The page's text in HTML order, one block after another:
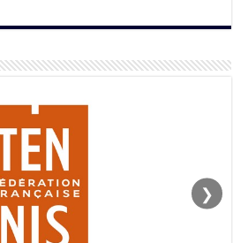
❯